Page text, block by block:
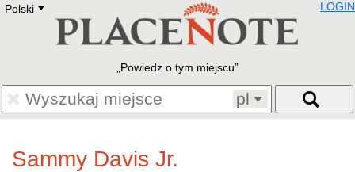
Polski E
Deutsch
Francais
Polski
Eestikeelne
LOGIN
Powiedz o tym miejscu
pl
Sammy Davis Jr.